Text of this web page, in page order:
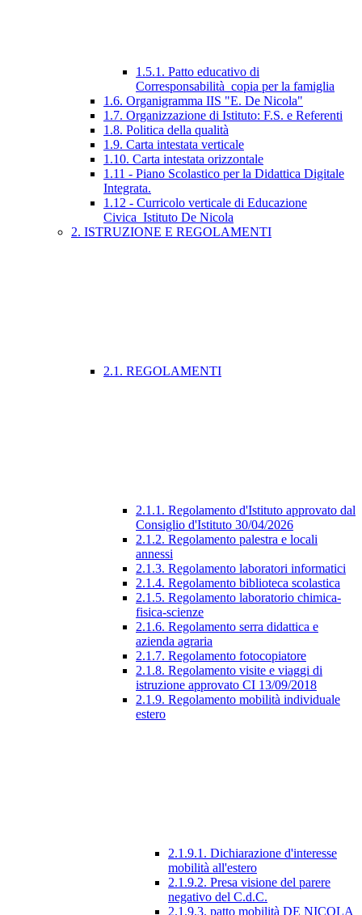
1.5.1. Patto educativo di
Corresponsabilità_copia per la famiglia
1.6. Organigramma IIS "E. De Nicola"
1.7. Organizzazione di Istituto: F.S. e Referenti
1.8. Politica della qualità
1.9. Carta intestata verticale
1.10. Carta intestata orizzontale
1.11 - Piano Scolastico per la Didattica Digitale
Integrata.
1.12 - Curricolo verticale di Educazione
Civica_Istituto De Nicola
2. ISTRUZIONE E REGOLAMENTI
2.1. REGOLAMENTI
2.1.1. Regolamento d'Istituto approvato dal
Consiglio d'Istituto 30/04/2026
2.1.2. Regolamento palestra e locali
annessi
2.1.3. Regolamento laboratori informatici
2.1.4. Regolamento biblioteca scolastica
2.1.5. Regolamento laboratorio chimica-
fisica-scienze
2.1.6. Regolamento serra didattica e
azienda agraria
2.1.7. Regolamento fotocopiatore
2.1.8. Regolamento visite e viaggi di
istruzione approvato CI 13/09/2018
2.1.9. Regolamento mobilità individuale
estero
2.1.9.1. Dichiarazione d'interesse
mobilità all'estero
2.1.9.2. Presa visione del parere
negativo del C.d.C.
2.1.9.3. patto mobilità DE NICOLA